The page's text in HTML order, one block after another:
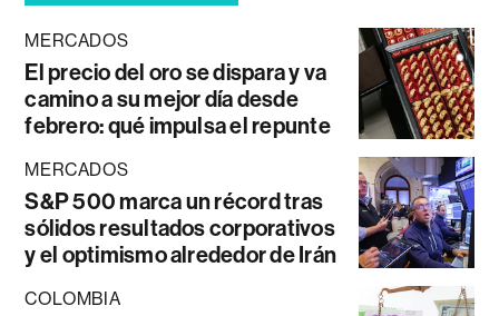
MERCADOS
El precio del oro se dispara y va
camino a su mejor día desde
febrero: qué impulsa el repunte
MERCADOS
S&P 500 marca un récord tras
sólidos resultados corporativos
y el optimismo alrededor de Irán
COLOMBIA